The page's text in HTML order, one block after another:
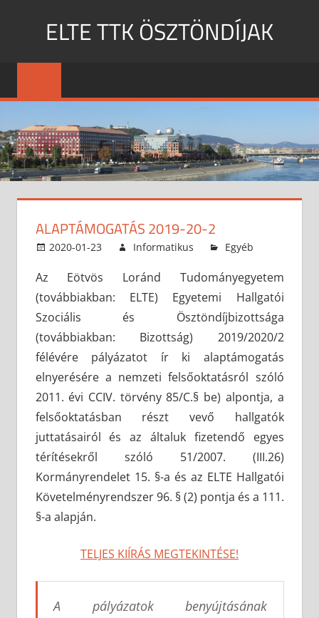
ELTE TTK ÖSZTÖNDÍJAK
ALAPTÁMOGATÁS 2019-20-2
2020-01-23 Informatikus Egyéb
Az Eötvös Loránd Tudományegyetem
(továbbiakban: ELTE) Egyetemi Hallgatói
Szociális és Ösztöndíjbizottsága
(továbbiakban: Bizottság) 2019/2020/2
félévére pályázatot ír ki alaptámogatás
elnyerésére a nemzeti felsőoktatásról szóló
2011. évi CCIV. törvény 85/C.§ be) alpontja, a
felsőoktatásban részt vevő hallgatók
juttatásairól és az általuk fizetendő egyes
térítésekről szóló 51/2007. (III.26)
Kormányrendelet 15. §-a és az ELTE Hallgatói
Követelményrendszer 96. § (2) pontja és a 111.
§-a alapján.
TELJES KIÍRÁS MEGTEKINTÉSE!
A pályázatok benyújtásának